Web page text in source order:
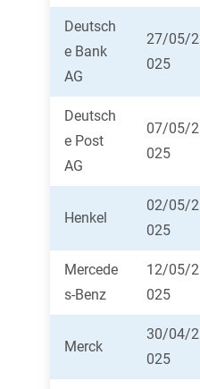
Deutsch
e Bank
AG
27/05/2
025
Deutsch
e Post
AG
07/05/2
025
Henkel
02/05/2
025
Mercede
s-Benz
12/05/2
025
Merck
30/04/2
025